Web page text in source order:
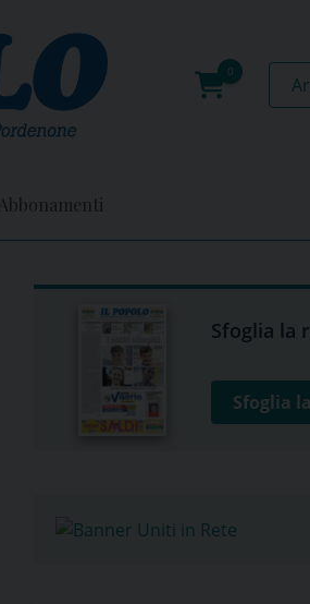
0
Abbonamenti
Sfoglia la
Sfoglia